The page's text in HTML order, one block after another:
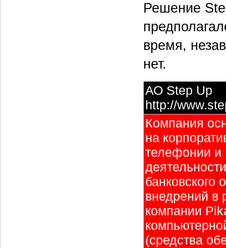
Решение
время,
нет.
АО Step Up
http://
Компания
на
телефонии и
банковского
внедрений в
компании
(средства